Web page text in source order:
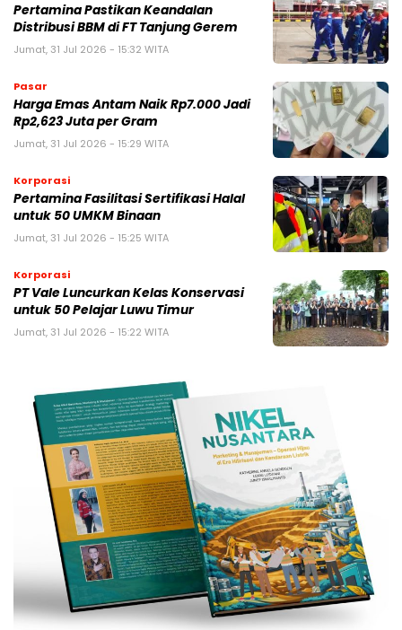
Pertamina Pastikan Keandalan
Distribusi BBM di FT Tanjung Gerem
Jumat, 31 Jul 2026 - 15:32 WITA
Pasar
Harga Emas Antam Naik Rp7.000 Jadi
Rp2,623 Juta per Gram
Jumat, 31 Jul 2026 - 15:29 WITA
Korporasi
Pertamina Fasilitasi Sertifikasi Halal
untuk 50 UMKM Binaan
Jumat, 31 Jul 2026 - 15:25 WITA
Korporasi
PT Vale Luncurkan Kelas Konservasi
untuk 50 Pelajar Luwu Timur
Jumat, 31 Jul 2026 - 15:22 WITA